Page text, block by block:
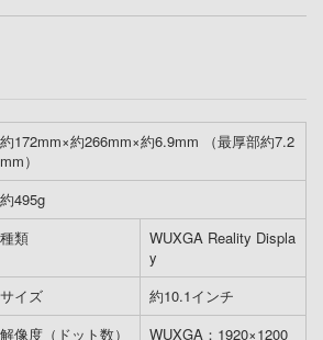
約172mm×約266mm×約6.9mm （最厚部約7.2
mm）
約495g
種類
WUXGA Reality Displa
y
サイズ
約10.1インチ
解像度（ドット数）
WUXGA：1920×1200